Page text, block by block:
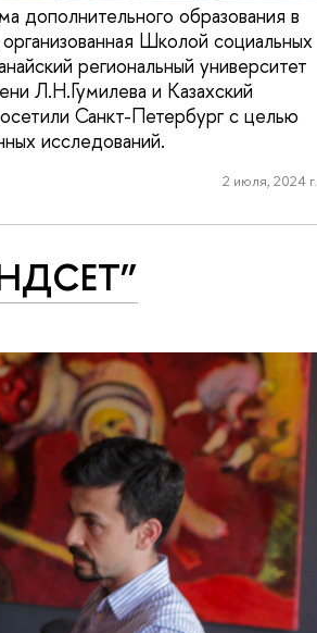
дополнительного образования в
Школой социальных
региональный университет
Л.Н.Гумилева и Казахский
Санкт-Петербург с целью
исследований.
2 июля, 2024 г.